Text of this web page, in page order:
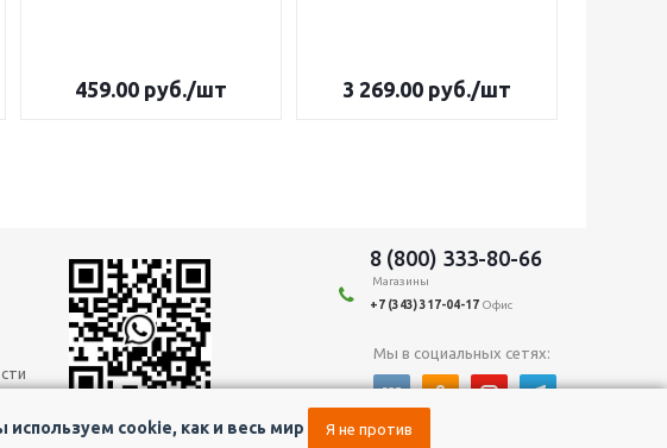
cookie, как и весь мир Я не против
459.00 руб./шт 3 269.00 руб./шт
8 (800) 333-80-66
Магазины
+7 (343) 317-04-17 Офис
Мы в социальных сетях: